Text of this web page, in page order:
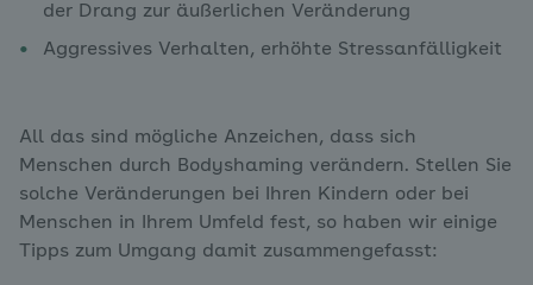
der Drang zur äußerlichen Veränderung
Aggressives Verhalten, erhöhte Stressanfälligkeit
All das sind mögliche Anzeichen, dass sich
Menschen durch Bodyshaming verändern. Stellen Sie
solche Veränderungen bei Ihren Kindern oder bei
Menschen in Ihrem Umfeld fest, so haben wir einige
Tipps zum Umgang damit zusammengefasst: